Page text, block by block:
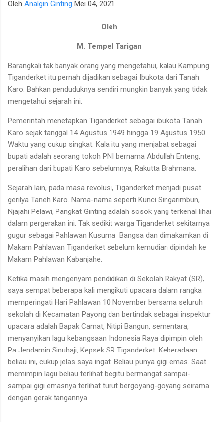
para talenta muda berpotensi tinggi seperti IM Satria Duta
seperti Shafira Devi Herfesa, Laysa Latifah, Ummi Fisabilillah,
Oleh Analgin Ginting Mei 04, 2021
Oleh
M. Tempel Tarigan
Barangkali tak banyak orang yang mengetahui, kalau Kampung
Tiganderket itu pernah dijadikan sebagai Ibukota dari Tanah
Karo. Bahkan penduduknya sendiri mungkin banyak yang tidak
mengetahui sejarah ini.
Pemerintah menetapkan Tiganderket sebagai ibukota Tanah
Karo sejak tanggal 14 Agustus 1949 hingga 19 Agustus 1950.
Waktu yang cukup singkat. Kala itu yang menjabat sebagai
bupati adalah seorang tokoh PNI bernama Abdullah Enteng,
peralihan dari bupati Karo sebelumnya, Rakutta Brahmana.
Sejarah lain, pada masa revolusi, Tiganderket menjadi pusat
gerilya Taneh Karo. Nama-nama seperti Kunci Singarimbun,
Njajahi Pelawi, Pangkat Ginting adalah sosok yang terkenal lihai
dalam pergerakan ini. Tak sedikit warga Tiganderket sekitarnya
gugur sebagai Pahlawan Kusuma Bangsa dan dimakamkan di
Makam Pahlawan Tiganderket sebelum kemudian dipindah ke
Makam Pahlawan Kabanjahe.
Ketika masih mengenyam pendidikan di Sekolah Rakyat (SR),
saya sempat beberapa kali mengikuti upacara dalam rangka
memperingati Hari Pahlawan 10 November bersama seluruh
sekolah di Kecamatan Payong dan bertindak sebagai inspektur
upacara adalah Bapak Camat, Nitipi Bangun, sementara,
menyanyikan lagu kebangsaan Indonesia Raya dipimpin oleh
Pa Jendamin Sinuhaji, Kepsek SR Tiganderket. Keberadaan
beliau ini, cukup jelas saya ingat. Beliau punya gigi emas. Saat
memimpin lagu beliau terlihat begitu bermangat sampai-
sampai gigi emasnya terlihat turut bergoyang-goyang seirama
dengan gerak tangannya.